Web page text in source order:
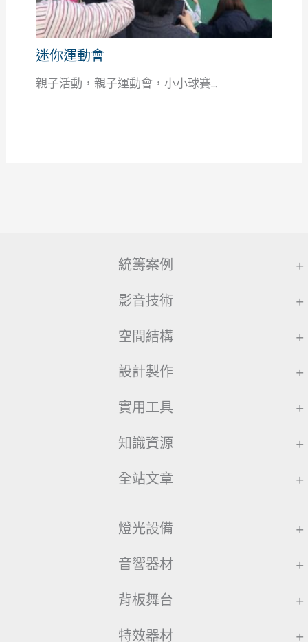
迷你運動會
親子活動，親子運動會，小小球賽...
統籌案例 +
影音技術 +
空間結構 +
設計製作 +
實用工具 +
知識資源 +
全站文章 +
燈光設備 +
音響器材 +
背板舞台 +
特效器材 +